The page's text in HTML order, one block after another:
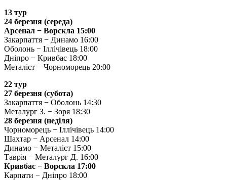
13 тур
24 березня (середа)
Арсенал − Ворскла 15:00
Закарпаття − Динамо 16:00
Оболонь − Іллічівець 18:00
Дніпро − Кривбас 18:00
Металіст − Чорноморець 20:00
22 тур
27 березня (субота)
Закарпаття − Оболонь 14:30
Металург З. − Зоря 18:30
28 березня (неділя)
Чорноморець − Іллічівець 14:00
Шахтар − Арсенал 14:00
Динамо − Металіст 15:00
Таврія − Металург Д. 16:00
Кривбас − Ворскла 17:00
Карпати − Дніпро 18:00